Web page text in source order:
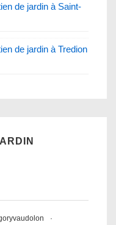
de jardin à Saint-
de jardin à Tredion
·